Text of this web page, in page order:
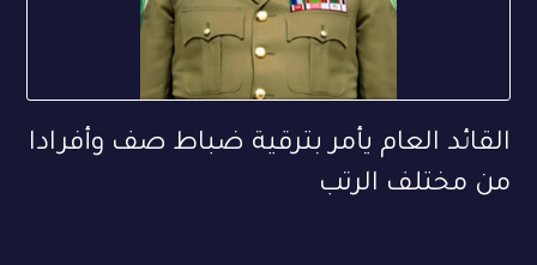
القائد العام يأمر بترقية ضباط صف وأفرادا
من مختلف الرتب